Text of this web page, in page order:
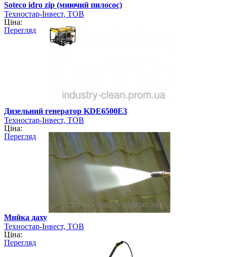
Soteco idro zip (миючий пилосос)
Техностар-Інвест, ТОВ
Ціна:
Перегляд
Дизельний генератор KDE6500E3
Техностар-Інвест, ТОВ
Ціна:
Перегляд
Мийка даху
Техностар-Інвест, ТОВ
Ціна:
Перегляд